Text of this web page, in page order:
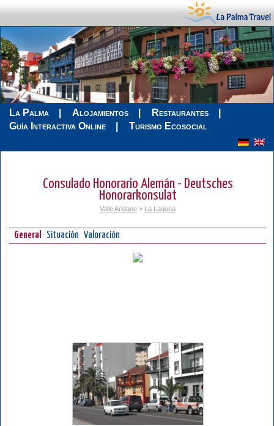
La Palma Alojamientos
Restaurantes
Guía Interactiva Online
Turismo Ecosocial
Consulado Honorario Alemán - Deutsches
Honorarkonsulat
Valle Aridane > La Laguna
General Situación Valoración